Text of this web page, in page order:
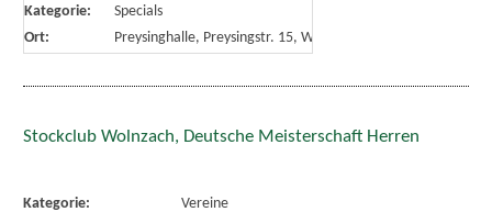
Kategorie:
Specials
Ort:
Preysinghalle, Preysingstr. 15, Wolnzach
Stockclub Wolnzach, Deutsche Meisterschaft Herren
Kategorie:
Vereine